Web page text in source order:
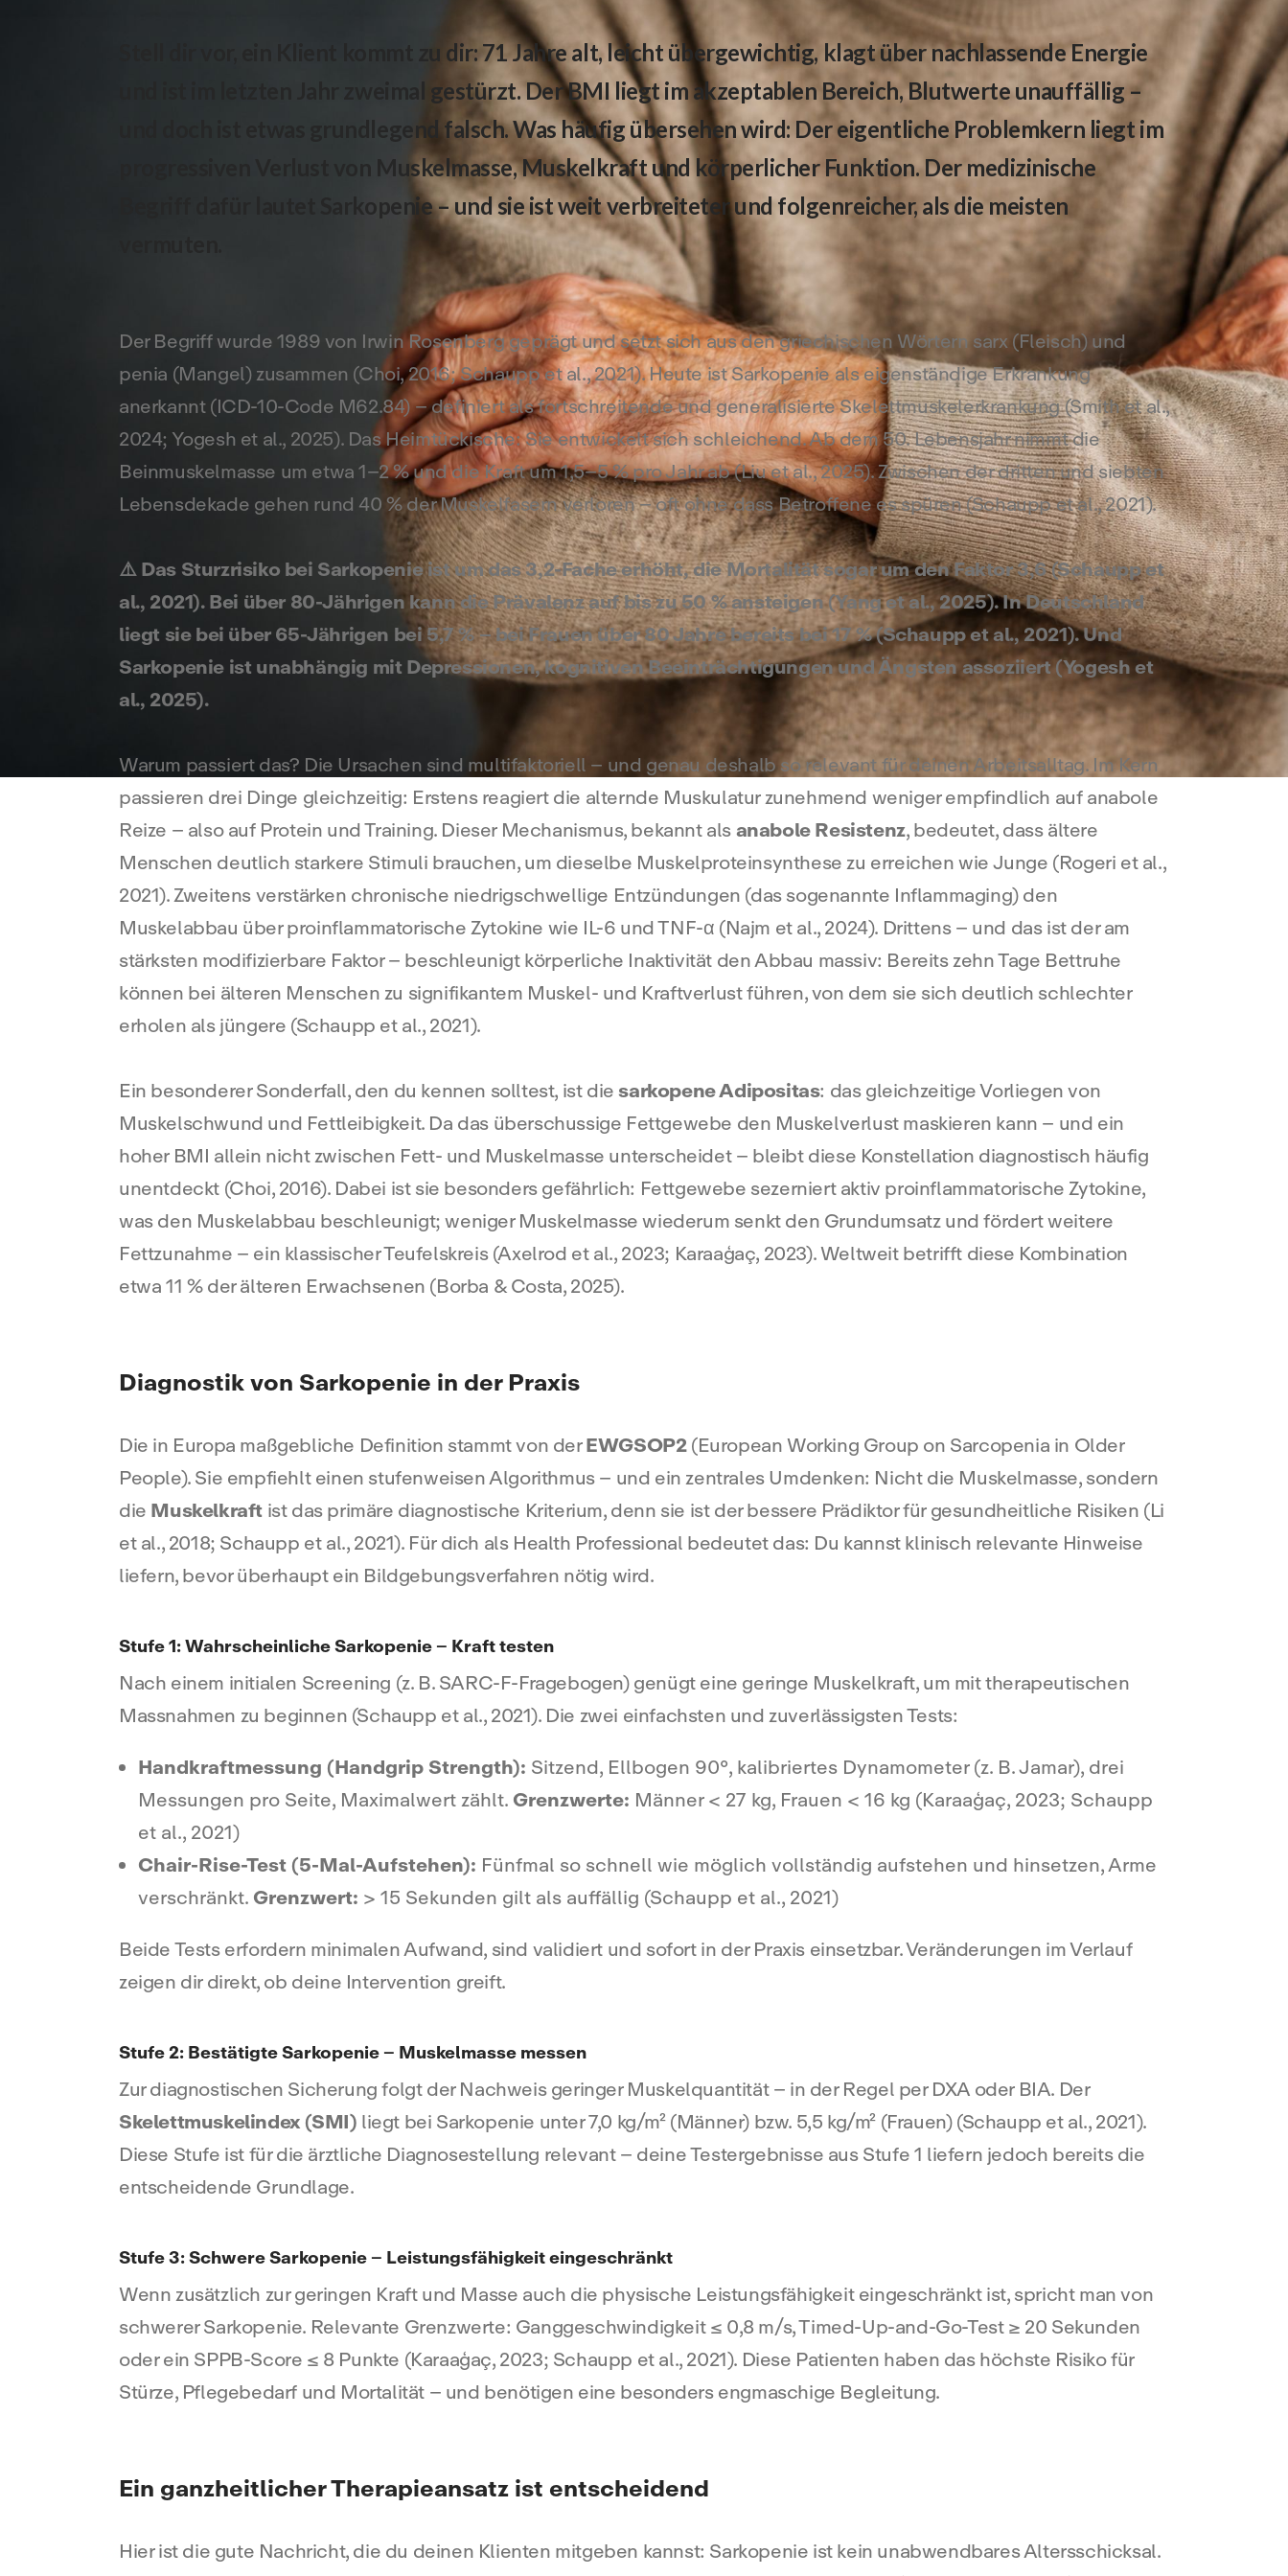
Stell dir vor, ein Klient kommt zu dir: 71 Jahre alt, leicht übergewichtig, klagt über nachlassende Energie
und ist im letzten Jahr zweimal gestürzt. Der BMI liegt im akzeptablen Bereich, Blutwerte unauffällig –
und doch ist etwas grundlegend falsch. Was häufig übersehen wird: Der eigentliche Problemkern liegt im
progressiven Verlust von Muskelmasse, Muskelkraft und körperlicher Funktion. Der medizinische
Begriff dafür lautet Sarkopenie – und sie ist weit verbreiteter und folgenreicher, als die meisten
Der Begriff wurde 1989 von Irwin Rosenberg geprägt und setzt sich aus den griechischen Wörtern sarx (Fleisch) und
penia (Mangel) zusammen (Choi, 2016; Schaupp et al., 2021). Heute ist Sarkopenie als eigenständige Erkrankung
anerkannt (ICD-10-Code M62.84) – definiert als fortschreitende und generalisierte Skelettmuskelerkrankung (Smith et al.,
2024; Yogesh et al., 2025). Das Heimtückische: Sie entwickelt sich schleichend. Ab dem 50. Lebensjahr nimmt die
Beinmuskelmasse um etwa 1–2 % und die Kraft um 1,5–5 % pro Jahr ab (Liu et al., 2025). Zwischen der dritten und siebten
Lebensdekade gehen rund 40 % der Muskelfasern verloren – oft ohne dass Betroffene es spüren (Schaupp et al., 2021).
⚠️ Das Sturzrisiko bei Sarkopenie ist um das 3,2-Fache erhöht, die Mortalität sogar um den Faktor 3,6 (Schaupp et
al., 2021). Bei über 80-Jährigen kann die Prävalenz auf bis zu 50 % ansteigen (Yang et al., 2025). In Deutschland
liegt sie bei über 65-Jährigen bei 5,7 % – bei Frauen über 80 Jahre bereits bei 17 % (Schaupp et al., 2021). Und
Sarkopenie ist unabhängig mit Depressionen, kognitiven Beeinträchtigungen und Ängsten assoziiert (Yogesh et
al., 2025).
Warum passiert das? Die Ursachen sind multifaktoriell – und genau deshalb so relevant für deinen Arbeitsalltag. Im Kern
passieren drei Dinge gleichzeitig: Erstens reagiert die alternde Muskulatur zunehmend weniger empfindlich auf anabole
Reize – also auf Protein und Training. Dieser Mechanismus, bekannt als anabole Resistenz, bedeutet, dass ältere
Menschen deutlich starkere Stimuli brauchen, um dieselbe Muskelproteinsynthese zu erreichen wie Junge (Rogeri et al.,
2021). Zweitens verstärken chronische niedrigschwellige Entzündungen (das sogenannte Inflammaging) den
Muskelabbau über proinflammatorische Zytokine wie IL-6 und TNF-α (Najm et al., 2024). Drittens – und das ist der am
stärksten modifizierbare Faktor – beschleunigt körperliche Inaktivität den Abbau massiv: Bereits zehn Tage Bettruhe
können bei älteren Menschen zu signifikantem Muskel- und Kraftverlust führen, von dem sie sich deutlich schlechter
erholen als jüngere (Schaupp et al., 2021).
Ein besonderer Sonderfall, den du kennen solltest, ist diesarkopene Adipositas: das gleichzeitige Vorliegen von
Muskelschwund und Fettleibigkeit. Da das überschussige Fettgewebe den Muskelverlust maskieren kann – und ein
hoher BMI allein nicht zwischen Fett- und Muskelmasse unterscheidet – bleibt diese Konstellation diagnostisch häufig
unentdeckt (Choi, 2016). Dabei ist sie besonders gefährlich: Fettgewebe sezerniert aktiv proinflammatorische Zytokine,
was den Muskelabbau beschleunigt; weniger Muskelmasse wiederum senkt den Grundumsatz und fördert weitere
Fettzunahme – ein klassischer Teufelskreis (Axelrod et al., 2023; Karaaģaç, 2023). Weltweit betrifft diese Kombination
etwa 11 % der älteren Erwachsenen (Borba & Costa, 2025).
Diagnostik von Sarkopenie in der Praxis
Die in Europa maßgebliche Definition stammt von derEWGSOP2(European Working Group on Sarcopenia in Older
People). Sie empfiehlt einen stufenweisen Algorithmus – und ein zentrales Umdenken: Nicht die Muskelmasse, sondern
die Muskelkraft ist das primäre diagnostische Kriterium, denn sie ist der bessere Prädiktor für gesundheitliche Risiken (Li
et al., 2018; Schaupp et al., 2021). Für dich als Health Professional bedeutet das: Du kannst klinisch relevante Hinweise
liefern, bevor überhaupt ein Bildgebungsverfahren nötig wird.
Stufe 1: Wahrscheinliche Sarkopenie – Kraft testen
Nach einem initialen Screening (z. B. SARC-F-Fragebogen) genügt eine geringe Muskelkraft, um mit therapeutischen
Massnahmen zu beginnen (Schaupp et al., 2021). Die zwei einfachsten und zuverlässigsten Tests:
Handkraftmessung (Handgrip Strength): Sitzend, Ellbogen 90°, kalibriertes Dynamometer (z. B. Jamar), drei
Messungen pro Seite, Maximalwert zählt. Grenzwerte: Männer < 27 kg, Frauen < 16 kg (Karaaģaç, 2023; Schaupp
et al., 2021)
Chair-Rise-Test (5-Mal-Aufstehen): Fünfmal so schnell wie möglich vollständig aufstehen und hinsetzen, Arme
verschränkt. Grenzwert: > 15 Sekunden gilt als auffällig (Schaupp et al., 2021)
Beide Tests erfordern minimalen Aufwand, sind validiert und sofort in der Praxis einsetzbar. Veränderungen im Verlauf
zeigen dir direkt, ob deine Intervention greift.
Stufe 2: Bestätigte Sarkopenie – Muskelmasse messen
Zur diagnostischen Sicherung folgt der Nachweis geringer Muskelquantität – in der Regel per DXA oder BIA. Der
Skelettmuskelindex (SMI) liegt bei Sarkopenie unter 7,0 kg/m² (Männer) bzw. 5,5 kg/m² (Frauen) (Schaupp et al., 2021).
Diese Stufe ist für die ärztliche Diagnosestellung relevant – deine Testergebnisse aus Stufe 1 liefern jedoch bereits die
entscheidende Grundlage.
Stufe 3: Schwere Sarkopenie – Leistungsfähigkeit eingeschränkt
Wenn zusätzlich zur geringen Kraft und Masse auch die physische Leistungsfähigkeit eingeschränkt ist, spricht man von
schwerer Sarkopenie. Relevante Grenzwerte: Ganggeschwindigkeit ≤ 0,8 m/s, Timed-Up-and-Go-Test ≥ 20 Sekunden
oder ein SPPB-Score ≤ 8 Punkte (Karaaģaç, 2023; Schaupp et al., 2021). Diese Patienten haben das höchste Risiko für
Stürze, Pflegebedarf und Mortalität – und benötigen eine besonders engmaschige Begleitung.
Ein ganzheitlicher Therapieansatz ist entscheidend
Hier ist die gute Nachricht, die du deinen Klienten mitgeben kannst: Sarkopenie ist kein unabwendbares Altersschicksal.